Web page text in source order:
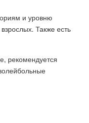
и уровню
Также есть
рекомендуется